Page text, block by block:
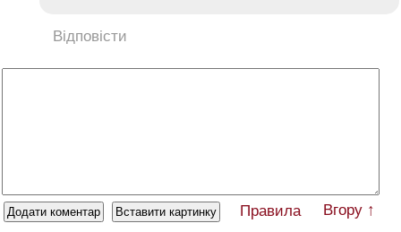
Відповісти
Правила Вгору ↑